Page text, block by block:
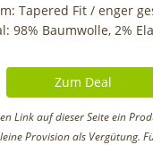
Tapered Fit / enger
98% Baumwolle, 2%
Zum Deal
Link auf dieser Seite ein
Provision als Vergütung.